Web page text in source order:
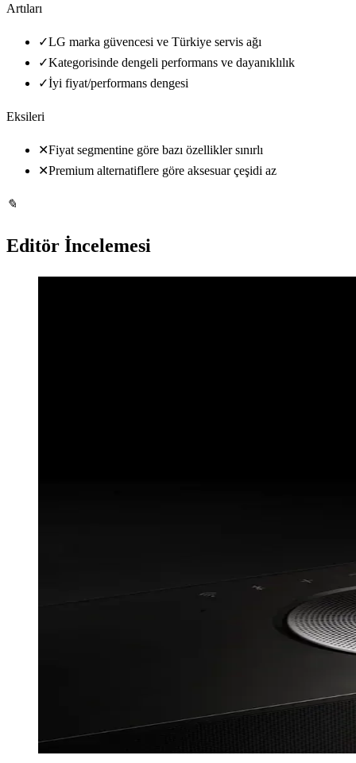
Artıları
✓LG marka güvencesi ve Türkiye servis ağı
✓Kategorisinde dengeli performans ve dayanıklılık
✓İyi fiyat/performans dengesi
Eksileri
✕Fiyat segmentine göre bazı özellikler sınırlı
✕Premium alternatiflere göre aksesuar çeşidi az
✎
Editör İncelemesi